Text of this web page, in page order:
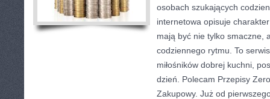
osobach szukających
internetowa opisuje
mają być nie tylko smaczne,
codziennego rytmu. To
miłośników dobrej kuchni,
dzień. Polecam Przepisy
Zakupowy. Już od